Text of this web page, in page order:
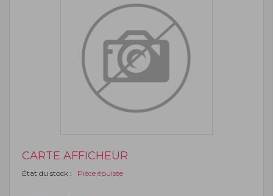
CARTE AFFICHEUR
État du stock : Pièce épuisée